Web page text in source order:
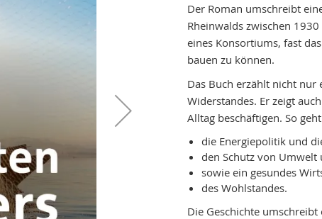
Der Roman umschreibt
Rheinwalds zwischen
eines Konsortiums, fast
bauen zu können.
Das Buch erzählt nicht nur
Widerstandes. Er zeigt
Alltag beschäftigen. So
die Energiepolitik und
den Schutz von Umwelt
sowie ein gesundes
des Wohlstandes.
Die Geschichte